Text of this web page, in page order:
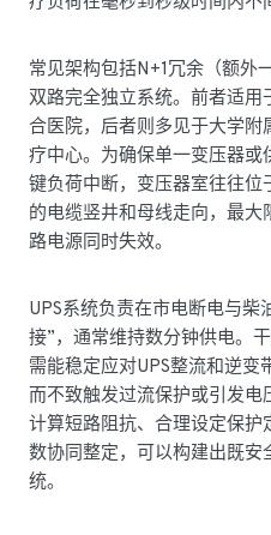
常见架构包括N+1冗余（额外
双路完全独立系统。前者适
合医院，后者则多见于大学
疗中心。为确保单一变压器
键负荷中断，变压器室往往
的电缆竖井和母线走向，最
路电源同时失效。
UPS系统负责在市电断电与柴
接”，通常维持数分钟供电。
需能稳定应对UPS整流和逆变
而不致触发过流保护或引发
计算短路阻抗、合理设定保
数协同整定，可以构建出既安
统。